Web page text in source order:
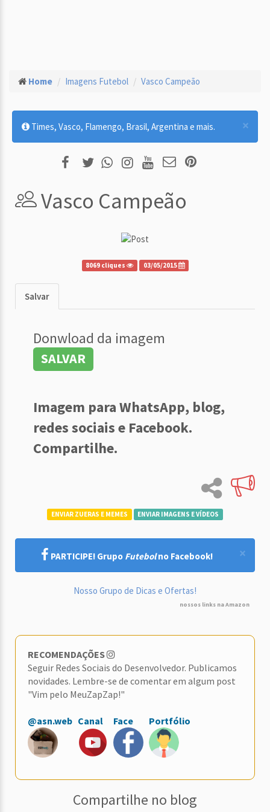
Home Imagens Futebol Vasco Campeão
×
Times, Vasco, Flamengo, Brasil, Argentina e mais.
Vasco Campeão
8069 cliques 03/05/2015
Salvar
Donwload da imagem
SALVAR
Imagem para WhatsApp, blog,
redes sociais e Facebook.
Compartilhe.
ENVIAR ZUERAS E MEMES ENVIAR IMAGENS E VÍDEOS
×
PARTICIPE! Grupo Futebolno Facebook!
Nosso Grupo de Dicas e Ofertas!
nossos links na Amazon
RECOMENDAÇÕES
Seguir Redes Sociais do Desenvolvedor. Publicamos
novidades. Lembre-se de comentar em algum post
"Vim pelo MeuZapZap!"
@asn.web Canal Face Portfólio
Compartilhe no blog